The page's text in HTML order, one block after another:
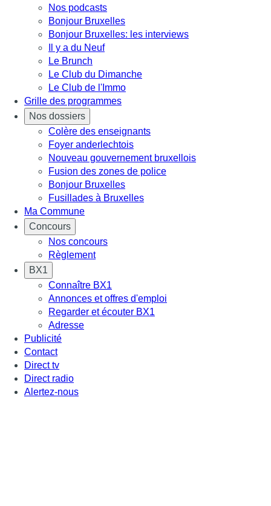
Nos podcasts
Bonjour Bruxelles
Bonjour Bruxelles: les interviews
Il y a du Neuf
Le Brunch
Le Club du Dimanche
Le Club de l'Immo
Grille des programmes
Nos dossiers
Colère des enseignants
Foyer anderlechtois
Nouveau gouvernement bruxellois
Fusion des zones de police
Bonjour Bruxelles
Fusillades à Bruxelles
Ma Commune
Concours
Nos concours
Règlement
BX1
Connaître BX1
Annonces et offres d'emploi
Regarder et écouter BX1
Adresse
Publicité
Contact
Direct tv
Direct radio
Alertez-nous